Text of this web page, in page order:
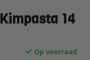
14
Op voorraad